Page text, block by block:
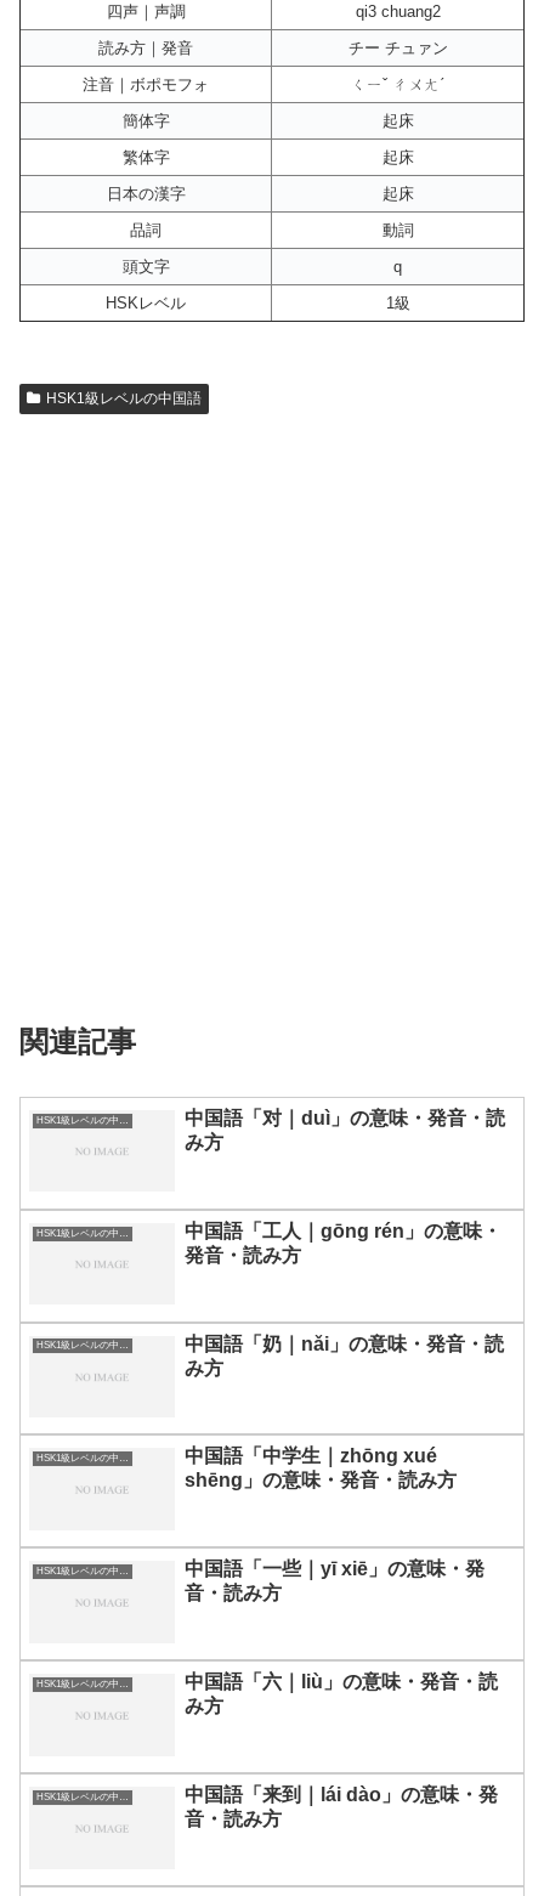
四声｜声調
qi3 chuang2
読み方｜発音
チー チュァン
注音｜ボポモフォ
ㄑㄧˇ ㄔㄨㄤˊ
簡体字
起床
繁体字
起床
日本の漢字
起床
品詞
動詞
頭文字
q
HSKレベル
1級
HSK1級レベルの中国語
関連記事
中国語「对｜duì」の意味・発音・読
み方
中国語「工人｜gōng rén」の意味・
発音・読み方
HSK1級レベルの中国語
中国語「奶｜nǎi」の意味・発音・読
み方
HSK1級レベルの中国語
中国語「中学生｜zhōng xué
shēng」の意味・発音・読み方
HSK1級レベルの中国語
中国語「一些｜yī xiē」の意味・発
音・読み方
HSK1級レベルの中国語
中国語「六｜liù」の意味・発音・読
み方
HSK1級レベルの中国語
中国語「来到｜lái dào」の意味・発
音・読み方